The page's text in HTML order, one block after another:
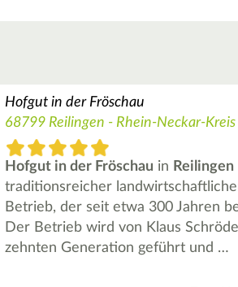
Hofgut in der Fröschau
68799 Reilingen - Rhein-Neckar-Kreis
Hofgut in der Fröschau in Reilingen
traditionsreicher
Betrieb, der seit etwa 300 Jahren
Der Betrieb wird von Klaus
zehnten Generation geführt und …